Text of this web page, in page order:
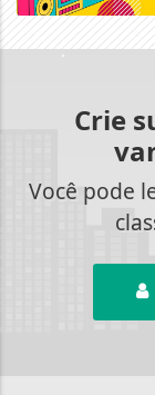
Crie
Você pode